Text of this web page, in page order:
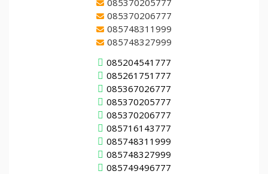
085370205777
085370206777
085748311999
085748327999
085204541777
085261751777
085367026777
085370205777
085370206777
085716143777
085748311999
085748327999
085749496777